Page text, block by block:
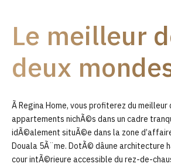
0
Le meilleur
deux
Ã Regina Home, vous profiterez du
appartements nichÃ©s dans un cadre
idÃ©alement situÃ©e dans la zone
Douala 5Ã¨me. DotÃ© dâune architecture
cour intÃ©rieure accessible du rez-de-